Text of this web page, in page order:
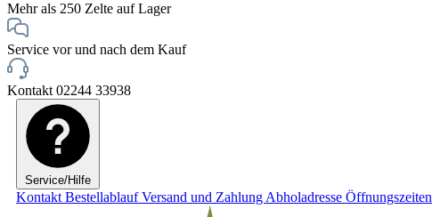
Mehr als 250 Zelte auf Lager
Service vor und nach dem Kauf
Kontakt 02244 33938
Service/Hilfe
Kontakt BestellablaufVersand und Zahlung Abholadresse Öffnungszeiten